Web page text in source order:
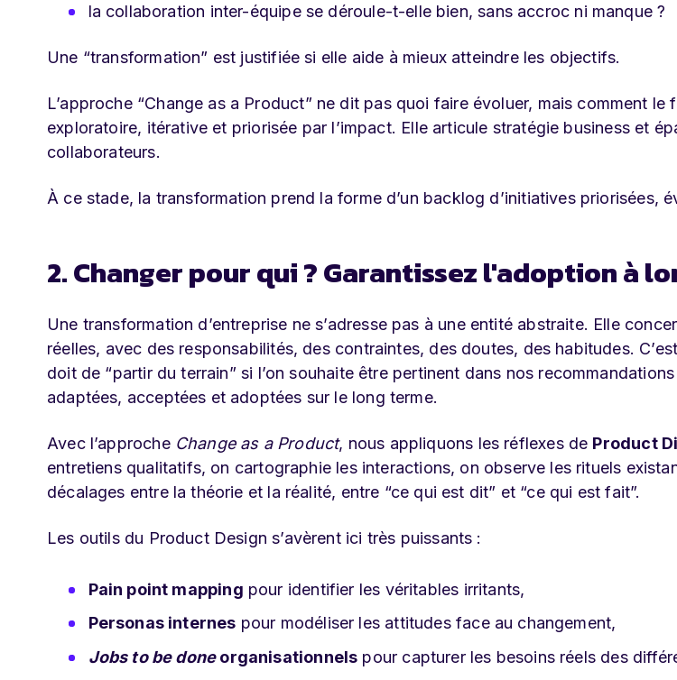
la collaboration inter-équipe se déroule-t-elle bien, sans accroc ni manque ?
Une “transformation” est justifiée si elle aide à mieux atteindre les objectifs.
L’approche “Change as a Product” ne dit pas quoi faire évoluer, mais comment le
exploratoire, itérative et priorisée par l’impact. Elle articule stratégie business et
collaborateurs.
À ce stade, la transformation prend la forme d’un backlog d’initiatives priorisées,
2. Changer pour qui ? Garantissez l'adoption à
Une transformation d’entreprise ne s’adresse pas à une entité abstraite. Elle
réelles, avec des responsabilités, des contraintes, des doutes, des habitudes.
doit de “partir du terrain” si l’on souhaite être pertinent dans nos
adaptées, acceptées et adoptées sur le long terme.
Avec l’approche Change as a Product, nous appliquons les réflexes de Product
entretiens qualitatifs, on cartographie les interactions, on observe les rituels
décalages entre la théorie et la réalité, entre “ce qui est dit” et “ce qui est fait”.
Les outils du Product Design s’avèrent ici très puissants :
Pain point mapping pour identifier les véritables irritants,
Personas internes pour modéliser les attitudes face au changement,
Jobs to be doneorganisationnels pour capturer les besoins réels des